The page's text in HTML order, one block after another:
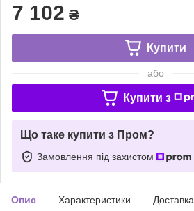
7 102 ₴
Купити
або
Купити з
Що таке купити з Пром?
Замовлення під захистом
Опис Характеристики Доставка